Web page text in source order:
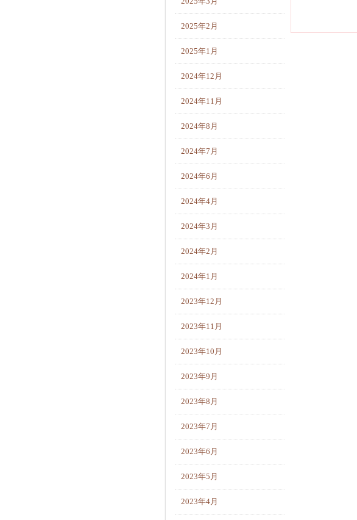
2025年2月
2025年1月
2024年12月
2024年11月
2024年8月
2024年7月
2024年6月
2024年4月
2024年3月
2024年2月
2024年1月
2023年12月
2023年11月
2023年10月
2023年9月
2023年8月
2023年7月
2023年6月
2023年5月
2023年4月